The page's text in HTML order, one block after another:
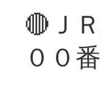
🔴Ｊ
００